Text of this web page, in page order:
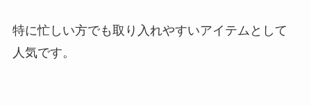
特に忙しい方でも取り入れやすいアイテムとして
人気です。